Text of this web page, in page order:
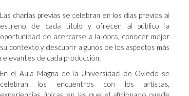
Las charlas previas se celebran en los días previos al
estreno de cada título y ofrecen al público la
oportunidad de acercarse a la obra, conocer mejor
su contexto y descubrir algunos de los aspectos más
relevantes de cada producción.
En el Aula Magna de la Universidad de Oviedo se
celebran los encuentros con los artistas,